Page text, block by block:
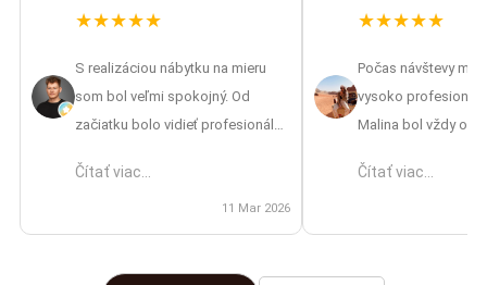
★★★★★
S realizáciou nábytku na mieru
som bol veľmi spokojný. Od
začiatku bolo vidieť profesionálny
finálnu montáž. Oceňujem aj to, že
mi pripravili 3D vizualizáciu, vďaka
ktorej som si vedel lepšie
Čítať viac...
11 Mar 2026
★★★★★
Počas návštevy
vysoko
Malina bol vždy
výsledkom som
Čítať viac...